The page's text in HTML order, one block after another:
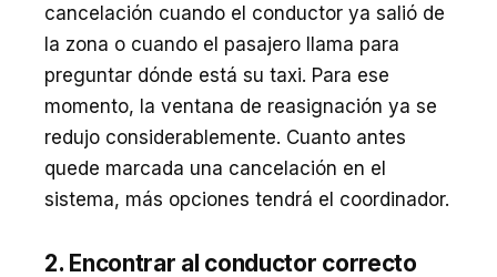
cancelación cuando el conductor ya salió de
la zona o cuando el pasajero llama para
preguntar dónde está su taxi. Para ese
momento, la ventana de reasignación ya se
redujo considerablemente. Cuanto antes
quede marcada una cancelación en el
sistema, más opciones tendrá el coordinador.
2. Encontrar al conductor correcto